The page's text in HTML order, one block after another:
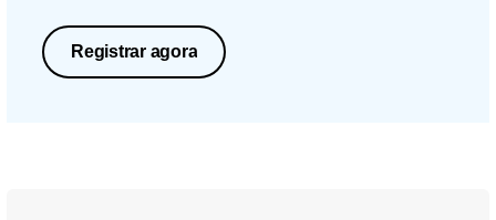
Registrar agora